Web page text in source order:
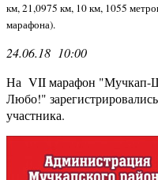
км, 21,0975 км, 10 км, 1055
марафона).
24.06.18 10:00
На VII марафон "Мучкап-
Любо!"
участника.